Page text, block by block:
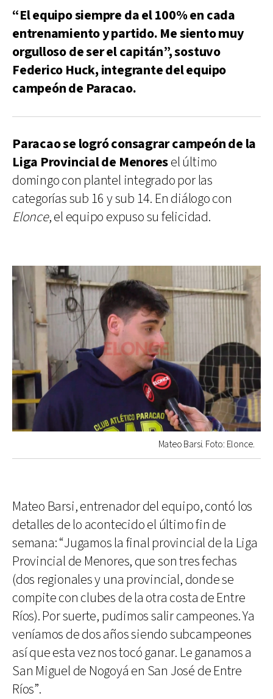
“El equipo siempre da el 100% en cada
entrenamiento y partido. Me siento muy
orgulloso de ser el capitán”, sostuvo
Federico Huck, integrante del equipo
campeón de Paracao.
Paracao se logró consagrar campeón de la
Liga Provincial de Menoresel último
domingo con plantel integrado por las
categorías sub 16 y sub 14. En diálogo con
Elonce, el equipo expuso su felicidad.
Mateo Barsi. Foto: Elonce.
Mateo Barsi, entrenador del equipo, contó los
detalles de lo acontecido el último fin de
semana: “Jugamos la final provincial de la Liga
Provincial de Menores, que son tres fechas
(dos regionales y una provincial, donde se
compite con clubes de la otra costa de Entre
Ríos). Por suerte, pudimos salir campeones. Ya
veníamos de dos años siendo subcampeones
así que esta vez nos tocó ganar. Le ganamos a
San Miguel de Nogoyá en San José de Entre
Ríos”.